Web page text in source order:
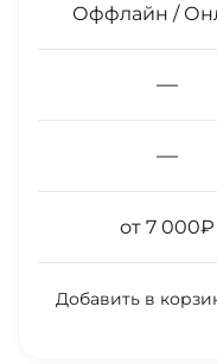
Оффлайн /
—
—
от 7 000₽
Добавить в